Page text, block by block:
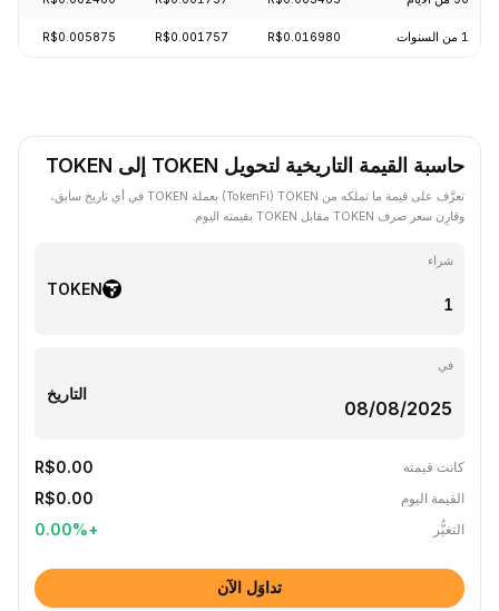
1 من السنوات R$0.016980
R$0.001757
R$0.005875
حاسبة القيمة التاريخية لتحويل TOKEN إلى TOKEN
تعرَّف على قيمة ما تملكه من TOKEN ‏(TokenFi) بعملة TOKEN في أي تاريخ سابق،
وقارِن سعر صرف TOKEN مقابل TOKEN بقيمته اليوم.
شراء
TOKEN
في
التاريخ
كانت قيمته R$0.00
القيمة اليوم R$0.00
التغيُّر +
0.00%
تداوَل الآن